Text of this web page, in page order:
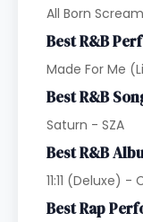
All Born
Best R&B
Made For Me
Best R&B
Saturn - SZA
Best R&B
11:11 (Deluxe) -
Best Rap